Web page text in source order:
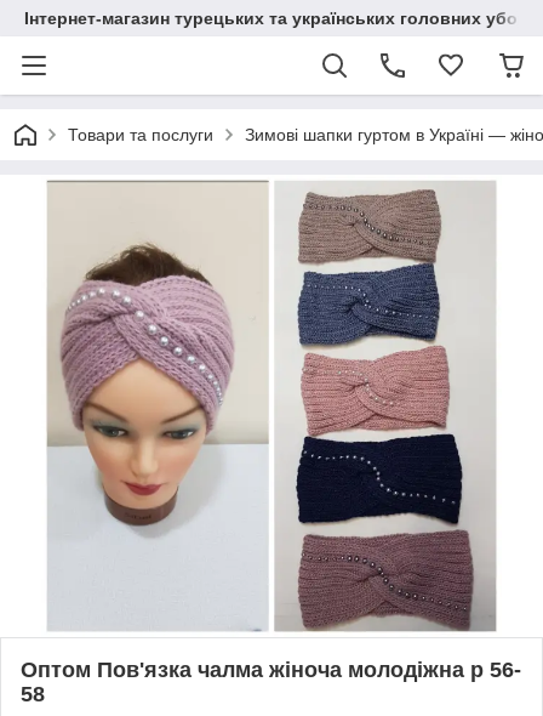
Інтернет-магазин турецьких та українських головних
Товари та послуги Зимові шапки гуртом в Україні —
Оптом Пов'язка чалма жіноча молодіжна р 56-
58